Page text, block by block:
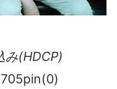
み(HDCP)